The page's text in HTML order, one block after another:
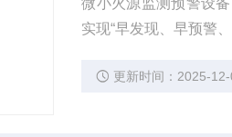
微小火源监测预警设
实现“早发现、早预警
更新时间：2025-12-